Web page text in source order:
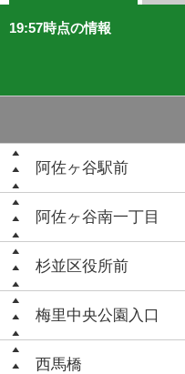
19:57時点の情報
阿佐ヶ谷駅前
阿佐ヶ谷南一丁目
杉並区役所前
梅里中央公園入口
西馬橋